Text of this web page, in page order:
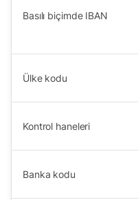
Basılı biçimde IBAN
Ülke kodu
Kontrol haneleri
Banka kodu